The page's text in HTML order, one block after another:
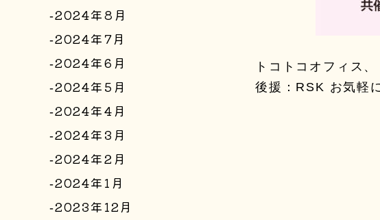
2024年8月
2024年7月
2024年6月
2024年5月
2024年4月
2024年3月
2024年2月
2024年1月
2023年12月
トコトコオフィス
後援：RSK お気軽